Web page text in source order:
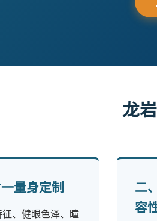
龙
量身定制
、健眼色泽、瞳
二
容